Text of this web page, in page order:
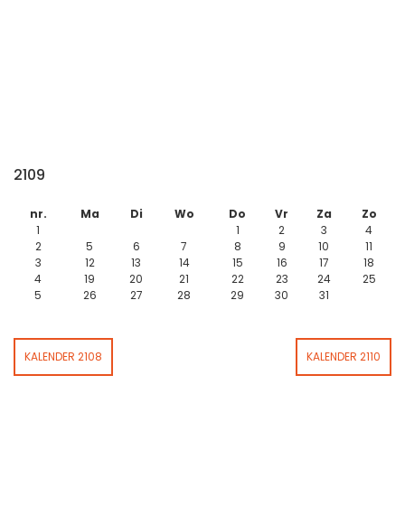
2109
nr. Ma Di Wo Do Vr Za
Zo
1
1 2 3
4
2
5 6 7 8 9 10
11
3
12 13 14 15 16 17
18
4
19 20 21 22 23 24
25
5
26 27 28 29 30 31
KALENDER 2108 KALENDER 2110